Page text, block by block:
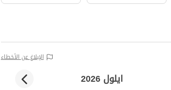
الإبلاغ عن الأخطاء
ايلول 2026